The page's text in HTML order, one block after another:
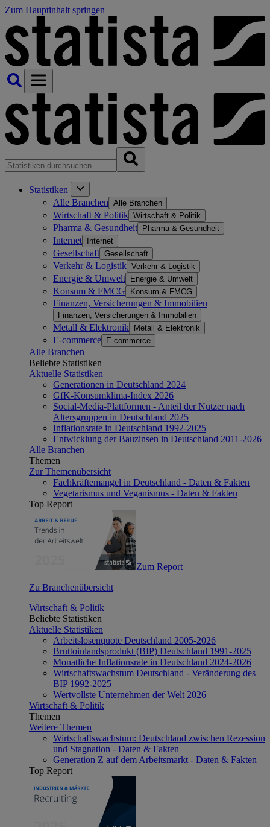
Zum Hauptinhalt springen
Statistiken
Alle Branchen Alle Branchen
Wirtschaft & Politik Wirtschaft & Politik
Pharma & Gesundheit Pharma & Gesundheit
Internet Internet
Gesellschaft Gesellschaft
Verkehr & Logistik Verkehr & Logistik
Energie & Umwelt Energie & Umwelt
Konsum & FMCG Konsum & FMCG
Finanzen, Versicherungen & Immobilien
Finanzen, Versicherungen & Immobilien
Metall & Elektronik Metall & Elektronik
E-commerce E-commerce
Alle Branchen
Beliebte Statistiken
Aktuelle Statistiken
Generationen in Deutschland 2024
GfK-Konsumklima-Index 2026
Social-Media-Plattformen - Anteil der Nutzer nach
Altersgruppen in Deutschland 2025
Inflationsrate in Deutschland 1992-2025
Entwicklung der Bauzinsen in Deutschland 2011-2026
Alle Branchen
Themen
Zur Themenübersicht
Fachkräftemangel in Deutschland - Daten & Fakten
Vegetarismus und Veganismus - Daten & Fakten
Top Report
Zum Report
Zu Branchenübersicht
Wirtschaft & Politik
Beliebte Statistiken
Aktuelle Statistiken
Arbeitslosenquote Deutschland 2005-2026
Bruttoinlandsprodukt (BIP) Deutschland 1991-2025
Monatliche Inflationsrate in Deutschland 2024-2026
Wirtschaftswachstum Deutschland - Veränderung des
BIP 1992-2025
Wertvollste Unternehmen der Welt 2026
Wirtschaft & Politik
Themen
Weitere Themen
Wirtschaftswachstum: Deutschland zwischen Rezession
und Stagnation - Daten & Fakten
Generation Z auf dem Arbeitsmarkt - Daten & Fakten
Top Report